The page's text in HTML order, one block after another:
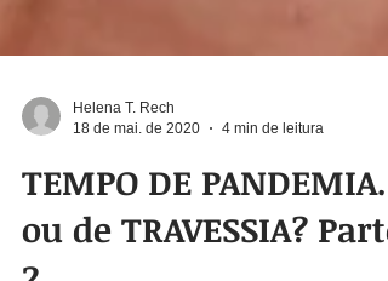
TEMPO DE PANDEMIA...
ou de TRAVESSIA? Parte